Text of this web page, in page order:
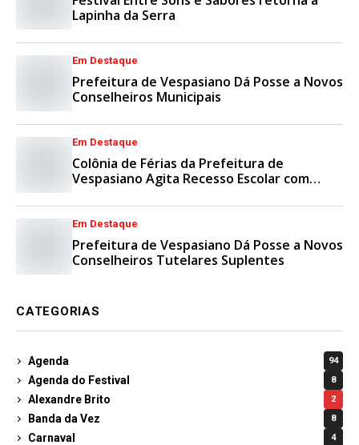
Lapinha da Serra
Em Destaque
Prefeitura de Vespasiano Dá Posse a Novos
Conselheiros Municipais
Em Destaque
Colônia de Férias da Prefeitura de
Vespasiano Agita Recesso Escolar com
Em Destaque
Prefeitura de Vespasiano Dá Posse a Novos
Conselheiros Tutelares Suplentes
CATEGORIAS
Agenda 94
Agenda do Festival 8
Alexandre Brito 2
Banda da Vez 8
Carnaval 4